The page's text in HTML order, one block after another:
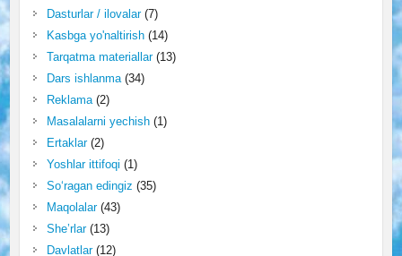
Dasturlar / ilovalar(7)
Kasbga yo'naltirish(14)
Tarqatma materiallar(13)
Dars ishlanma(34)
Reklama(2)
Masalalarni yechish(1)
Ertaklar(2)
Yoshlar ittifoqi (1)
So‘ragan edingiz (35)
Maqolalar(43)
She’rlar(13)
Davlatlar(12)